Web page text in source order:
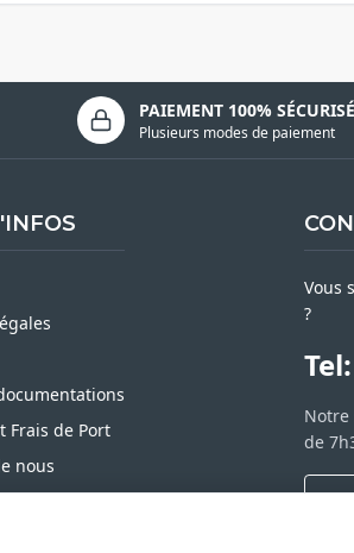
PAIEMENT 100% SÉCURISÉ
Plusieurs modes de paiement
Frais de Port
nous
Remboursé
Vous
?
de